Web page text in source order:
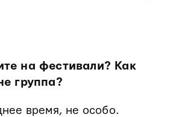
на фестивали? Как
группа?
время, не особо.